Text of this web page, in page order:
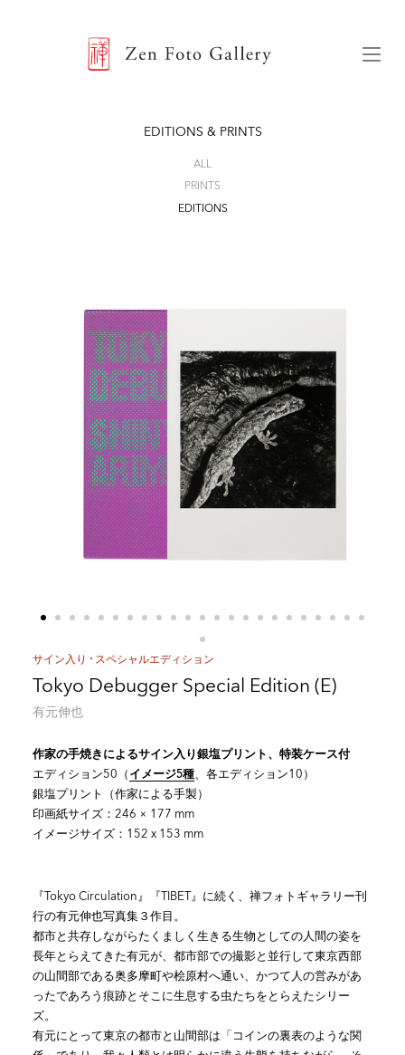
EDITIONS & PRINTS
ALL
PRINTS
EDITIONS
サイン入り スペシャルエディション
Tokyo Debugger Special Edition (E)
有元伸也
作家の手焼きによるサイン入り銀塩プリント、特装ケース付
エディション50（ イメージ5種、各エディション10）
銀塩プリント（作家による手製）
印画紙サイズ：246 × 177 mm
イメージサイズ：152 x 153 mm
『Tokyo Circulation』『TIBET』に続く、禅フォトギャラリー刊
行の有元伸也写真集３作目。
都市と共存しながらたくましく生きる生物としての人間の姿を
長年とらえてきた有元が、都市部での撮影と並行して東京西部
の山間部である奥多摩町や桧原村へ通い、かつて人の営みがあ
ったであろう痕跡とそこに生息する虫たちをとらえたシリー
ズ。
有元にとって東京の都市と山間部は「コインの裏表のような関